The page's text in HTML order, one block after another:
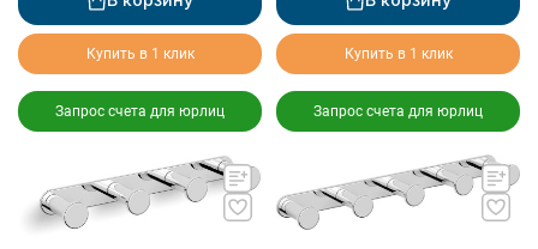
Купить в 1 клик
Запрос счета для юрлиц
Купить в 1 клик
Запрос счета для юрлиц